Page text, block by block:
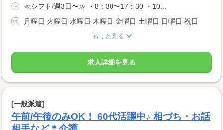
≪シフト/週3日〜≫ ・8：30〜17：30 ・10...
月曜日 火曜日 水曜日 木曜日 金曜日 土曜日 日曜日 祝日
もっと見る
求人詳細を見る
[一般派遣]
午前/午後のみOK！ 60代活躍中♪ 相づち・お話